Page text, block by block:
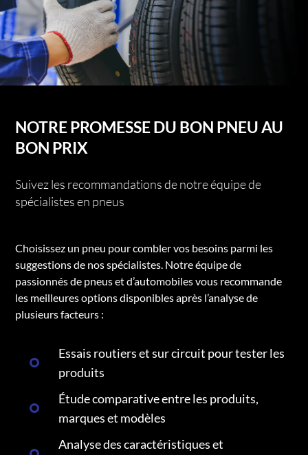
NOTRE PROMESSE DU BON PNEU AU
BON PRIX
Suivez les recommandations de notre équipe de
spécialistes en pneus
Choisissez un pneu pour combler vos besoins parmi les
suggestions de nos spécialistes. Notre équipe de
passionnés de pneus et d’automobiles vous recommande
les meilleures options disponibles après l’analyse de
plusieurs facteurs :
Essais routiers et sur circuit pour tester les
produits
Étude comparative entre les produits,
marques et modèles
Analyse des caractéristiques et